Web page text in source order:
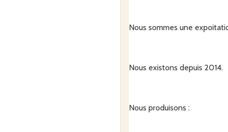
Nous sommes une
Nous existons depuis 2014.
Nous produisons :